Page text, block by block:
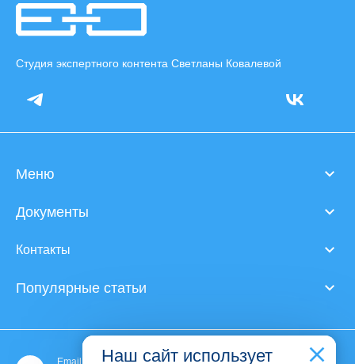
Студия экспертного контента Светланы Ковалевой
Меню
Документы
Контакты
Популярные статьи
Email: Наш сайт использует